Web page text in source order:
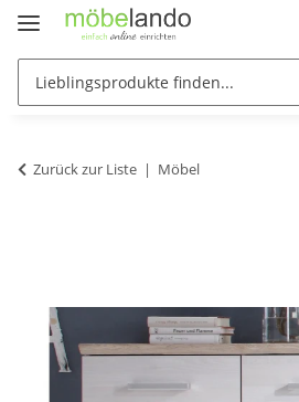
Zurück zur Liste Möbel